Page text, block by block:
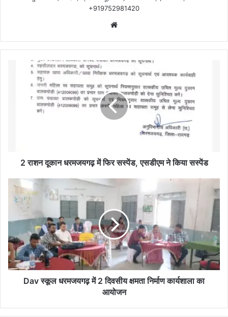
+919752981420
धरमजयगढ़
2 राशन दूकान धरमजयगढ़ में फिर सस्पेंड, एसडीएम ने किया सस्पेंड
स्कूल
धरमजयगढ़
दिवसीय
क्षमता
निर्माण
कार्यशाला
Dav स्कूल धरमजयगढ़ में 2 दिवसीय क्षमता निर्माण कार्यशाला का
आयोजन